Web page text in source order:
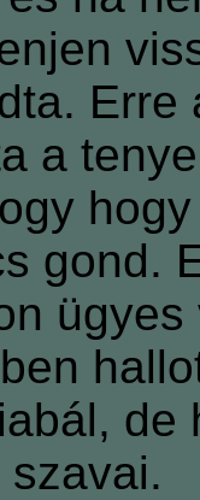
a
gond.
de